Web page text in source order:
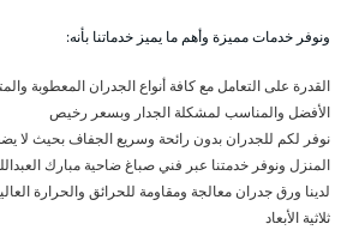
ونوفر خدمات مميزة وأهم ما يميز خدماتنا بأنه:
القدرة على التعامل مع كافة أنواع الجدران المعطوبة
الأفضل والمناسب لمشكلة الجدار وبسعر رخيص
نوفر لكم للجدران بدون رائحة وسريع الجفاف بحيث لا
المنزل ونوفر خدمتنا عبر فني صباغ ضاحية مبارك
لدينا ورق جدران معالجة ومقاومة للحرائق والحرارة
ثلاثية الأبعاد